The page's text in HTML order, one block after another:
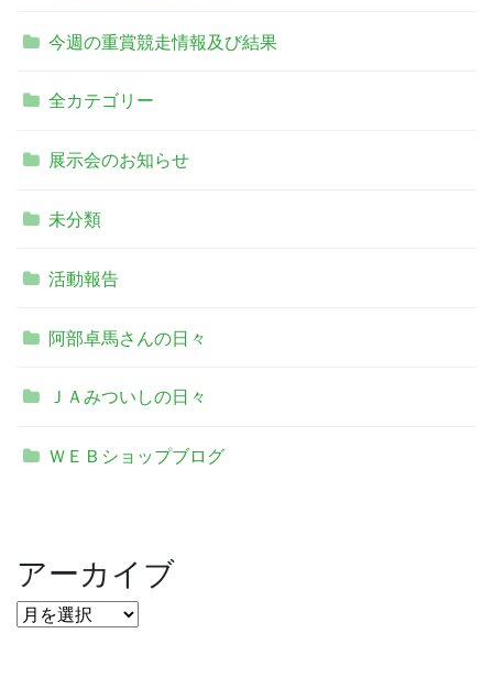
今週の重賞競走情報及び結果
全カテゴリー
展示会のお知らせ
未分類
活動報告
阿部卓馬さんの日々
ＪＡみついしの日々
ＷＥＢショップブログ
アーカイブ
ア